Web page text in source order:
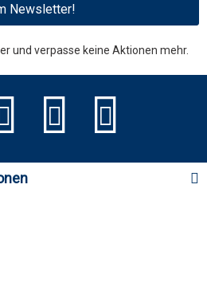
Newsletter!
und verpasse keine Aktionen mehr.